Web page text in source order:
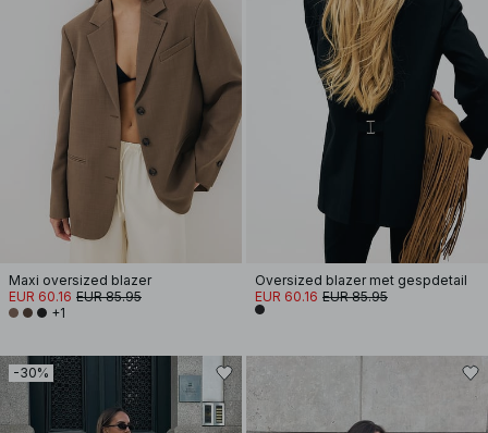
Maxi oversized blazer
EUR 60.16 EUR 85.95
+1
Oversized blazer met gespdetail
EUR 60.16 EUR 85.95
-30%